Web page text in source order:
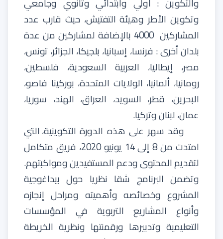
وتكوين الأطر وهيئة التفتيش، حيث قارب عدد
المشاركين 4000 بالإضافة لمشاركين من عدة
بلدان أخرى: فرنسا، إسبانيا، بلجيكا، الجزائر،تونس،
مصر، إيطاليا، العربية السعودية، فلسطين،
رومانيا، ألمانيا، الولايات المتحدة، بوركينا فاصو،
البحرين، قطر، السويد، العراق، الهند، سوريا،
عمان،لبنانوتركيا.
وقد سهر على هذه الدورة التكوينية،التي
امتدت من8 إلى14 يونيو2020 ، فريق متكامل
لتقديمالمحتوىودعمالمستفيدينومواكبتهم.
وتضمن البرنامج شقا نظريا حول بيداغوجية
المشروع وخصائصه وأهميته ومراحل إنجازه
وأنواع المشاريع التربوية في المؤسسات
التعليمية وتدبيرها ورقمنتها ونظرية الخريطة